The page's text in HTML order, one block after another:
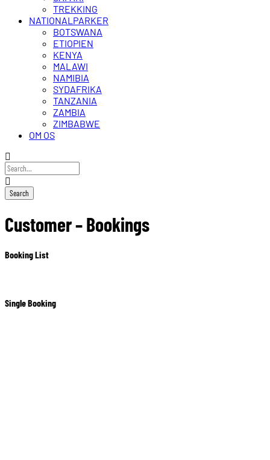
TREKKING
NATIONALPARKER
BOTSWANA
ETIOPIEN
KENYA
MALAWI
NAMIBIA
SYDAFRIKA
TANZANIA
ZAMBIA
ZIMBABWE
OM OS
Customer – Bookings
Booking List
Single Booking